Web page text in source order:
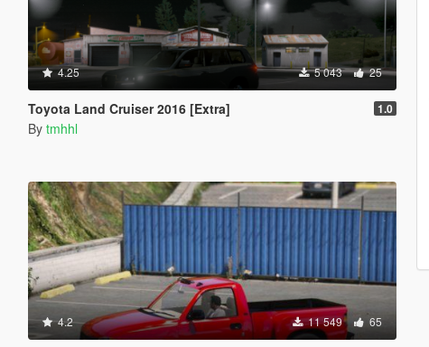
4.25 5 043 25
Toyota Land Cruiser 2016 [Extra] 1.0
By tmhhl
4.2 11 549 65